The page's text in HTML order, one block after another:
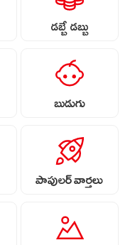
డబ్బే డబ్బు
బుడుగు
పాపులర్ వార్తలు